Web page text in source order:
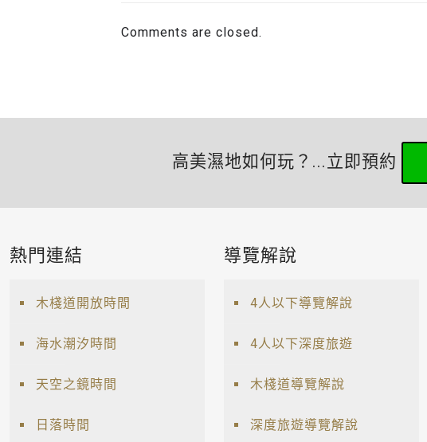
Comments are closed.
高美濕地如何玩？...立即預約
熱門連結
木棧道開放時間
海水潮汐時間
天空之鏡時間
日落時間
導覽解說
4人以下導覽解說
4人以下深度旅遊
木棧道導覽解說
深度旅遊導覽解說